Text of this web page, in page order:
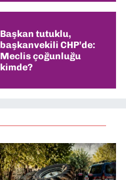
Başkan tutuklu,
başkanvekili CHP’de:
Meclis çoğunluğu
kimde?